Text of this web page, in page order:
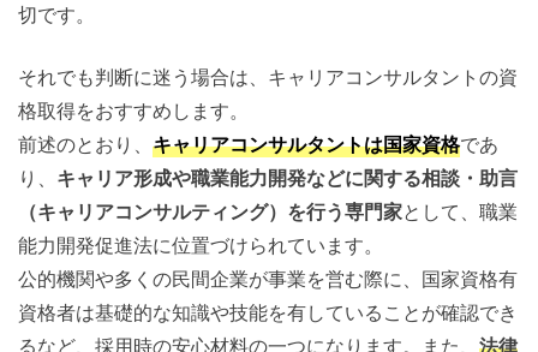
切です。
それでも判断に迷う場合は、キャリアコンサルタントの資
格取得をおすすめします。
前述のとおり、 キャリアコンサルタントは国家資格であ
り、 キャリア形成や職業能力開発などに関する相談・助言
（キャリアコンサルティング）を行う専門家として、職業
能力開発促進法に位置づけられています。
公的機関や多くの民間企業が事業を営む際に、国家資格有
資格者は基礎的な知識や技能を有していることが確認でき
るなど、採用時の安心材料の一つになります。また、 法律